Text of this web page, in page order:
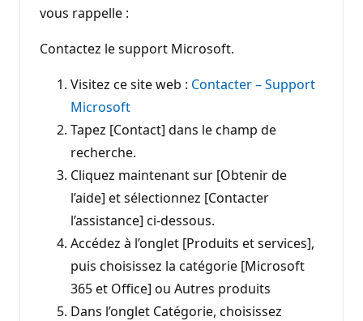
vous rappelle :
Contactez le support Microsoft.
Visitez ce site web : Contacter – Support
Microsoft
Tapez [Contact] dans le champ de
recherche.
Cliquez maintenant sur [Obtenir de
l’aide] et sélectionnez [Contacter
l’assistance] ci-dessous.
Accédez à l’onglet [Produits et services],
puis choisissez la catégorie [Microsoft
365 et Office] ou Autres produits
Dans l’onglet Catégorie, choisissez